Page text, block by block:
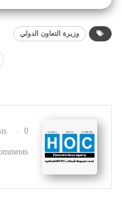
وزيرة التعاون الدولي
0